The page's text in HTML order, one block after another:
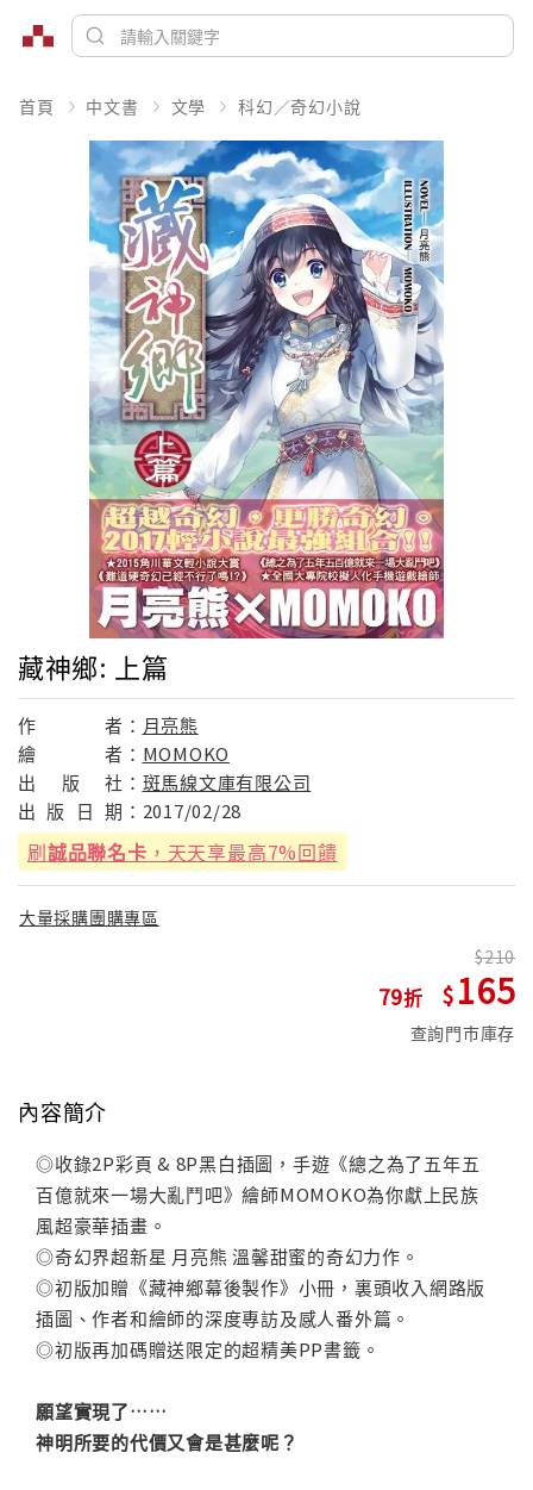
首頁 中文書 文學 科幻／奇幻小說
藏神鄉: 上篇
作 者： 月亮熊
繪
者： MOMOKO
出
版 社： 斑馬線文庫有限公司
出 版 日 期： 2017/02/28
刷誠品聯名卡 ，天天享最高7%回饋
大量採購團購專區
79
210
165
查詢門市庫存
內容簡介
◎收錄2P彩頁 & 8P黑白插圖，手遊《總之為了五年五
百億就來一場大亂鬥吧》繪師MOMOKO為你獻上民族
風超豪華插畫。
◎奇幻界超新星 月亮熊 溫馨甜蜜的奇幻力作。
◎初版加贈《藏神鄉幕後製作》小冊，裏頭收入網路版
插圖、作者和繪師的深度專訪及感人番外篇。
◎初版再加碼贈送限定的超精美PP書籤。
願望實現了……
神明所要的代價又會是甚麼呢？